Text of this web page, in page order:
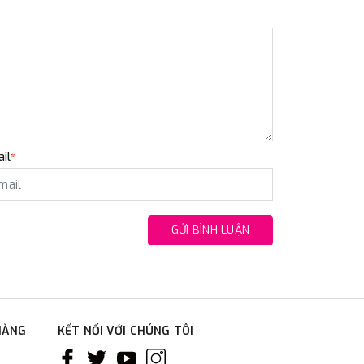
*
GỬI BÌNH LUẬN
KẾT NỐI VỚI CHÚNG TÔI